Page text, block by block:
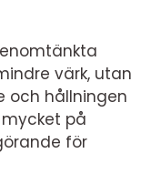
värk, utan
och hållningen
på
för